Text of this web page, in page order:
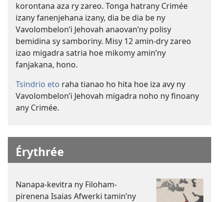
korontana aza ry zareo. Tonga hatrany Crimée
izany fanenjehana izany, dia be dia be ny
Vavolombelon’i Jehovah anaovan’ny polisy
bemidina sy samboriny. Misy 12 amin-dry zareo
izao migadra satria hoe mikomy amin’ny
fanjakana, hono.
Tsindrio eto raha tianao ho hita hoe iza avy ny
Vavolombelon’i Jehovah migadra noho ny finoany
any Crimée.
Érythrée
Nanapa-kevitra ny Filoham-
pirenena Isaias Afwerki tamin’ny